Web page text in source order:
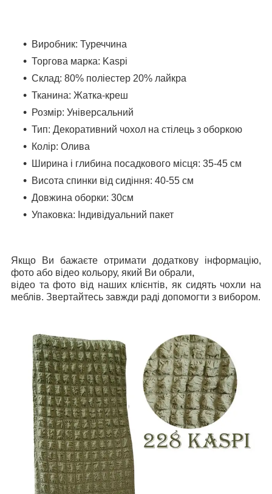
Виробник: Туреччина
Торгова марка: Kaspi
Склад: 80% поліестер 20% лайкра
Тканина: Жатка-креш
Розмір: Універсальний
Тип: Декоративний чохол на стілець з оборкою
Колір: Олива
Ширина і глибина посадкового місця: 35-45 см
Висота спинки від сидіння: 40-55 см
Довжина оборки: 30см
Упаковка: Індивідуальний пакет
Якщо Ви бажаєте отримати додаткову інформацію,
фото або відео кольору, який Ви обрали,
відео та фото від наших клієнтів, як сидять чохли на
меблів. Звертайтесь завжди раді допомогти з вибором.